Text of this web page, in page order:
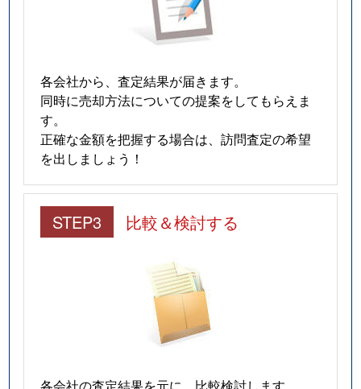
各会社から、査定結果が届きます。
同時に売却方法についての提案をしてもらえま
す。
正確な金額を把握する場合は、訪問査定の希望
を出しましょう！
STEP3 比較＆検討する
各会社の査定結果を元に、比較検討します。